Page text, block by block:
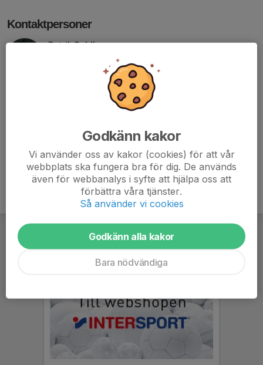
Kontaktpersoner
Patrik Dahlberg
patrik@ifkskovde.com
076-877 71 78Godkänn kakor
Vi använder oss av kakor (cookies) för att vår
webbplats ska fungera bra för dig. De används
även för webbanalys i syfte att hjälpa oss att
förbättra våra tjänster.
Så använder vi cookies
Godkänn alla kakor
Bara nödvändiga